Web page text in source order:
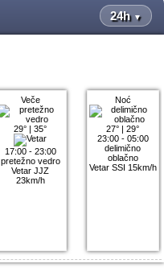
24h ▼
Veče
29° |35°
17:00 - 23:00
pretežno vedro
Vetar JJZ
23km/h
Noć
27° |29°
23:00 - 05:00
delimično
oblačno
Vetar SSI 15km/h